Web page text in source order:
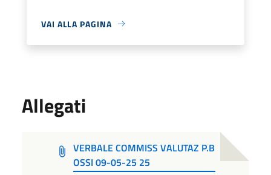
VAI ALLA PAGINA
Allegati
VERBALE COMMISS VALUTAZ P.B
OSSI 09-05-25 25